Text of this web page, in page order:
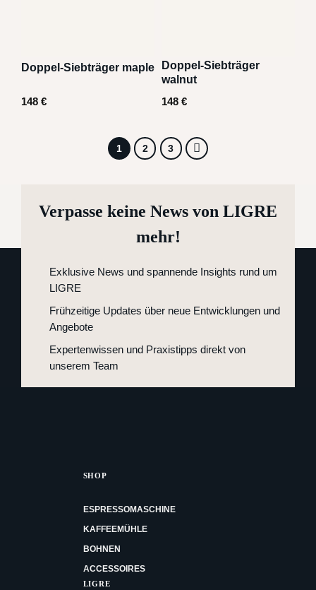
Doppel-Siebträger maple
148 €
Doppel-Siebträger
walnut
148 €
1 2 3
Verpasse keine News von LIGRE
mehr!
Exklusive News und spannende Insights rund um
LIGRE
Frühzeitige Updates über neue Entwicklungen und
Angebote
Expertenwissen und Praxistipps direkt von
unserem Team
SHOP
ESPRESSOMASCHINE
KAFFEEMÜHLE
BOHNEN
ACCESSOIRES
LIGRE